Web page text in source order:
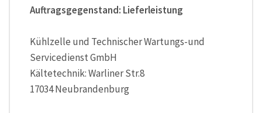
Auftragsgegenstand: Lieferleistung
Kühlzelle und Technischer Wartungs-und
Servicedienst GmbH
Kältetechnik: Warliner Str.8
17034 Neubrandenburg